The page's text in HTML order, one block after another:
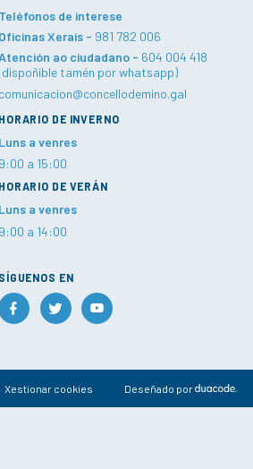
Teléfonos de interese
Oficinas Xerais - 981 782 006
Atención ao ciudadano - 604 004 418
tamén por whatsapp)
comunicacion@concellodemino.gal
HORARIO DE INVERNO
Luns a venres
9:00 a 15:00
HORARIO DE VERÁN
Luns a venres
9:00 a 14:00
SÍGUENOS EN
Xestionar cookies Deseñado por